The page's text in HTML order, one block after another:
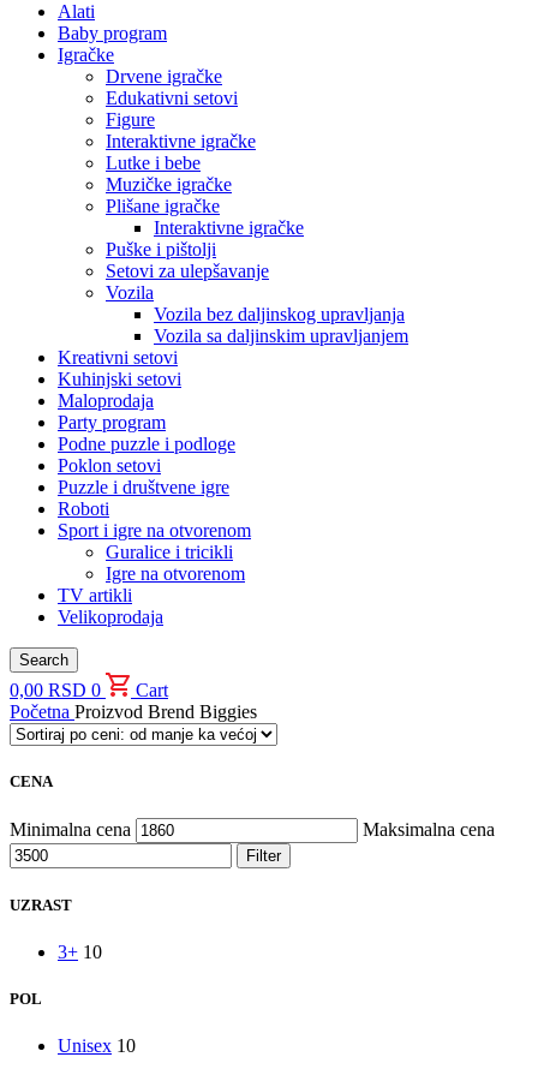
Alati
Baby program
Igračke
Drvene igračke
Edukativni setovi
Figure
Interaktivne igračke
Lutke i bebe
Muzičke igračke
Plišane igračke
Interaktivne igračke
Puške i pištolji
Setovi za ulepšavanje
Vozila
Vozila bez daljinskog upravljanja
Vozila sa daljinskim upravljanjem
Kreativni setovi
Kuhinjski setovi
Maloprodaja
Party program
Podne puzzle i podloge
Poklon setovi
Puzzle i društvene igre
Roboti
Sport i igre na otvorenom
Guralice i tricikli
Igre na otvorenom
TV artikli
Velikoprodaja
Search
0,00 RSD 0
Cart
Početna Proizvod Brend Biggies
CENA
Minimalna cena Maksimalna cena
Filter
UZRAST
3+ 10
POL
Unisex 10